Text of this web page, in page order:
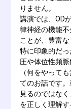
りません。
講演では、OD
律神経の機能
ことが、豊富
特に印象的だ
圧や体位性頻
（何をやって
てのお話です
見るのではな
を正しく理解す